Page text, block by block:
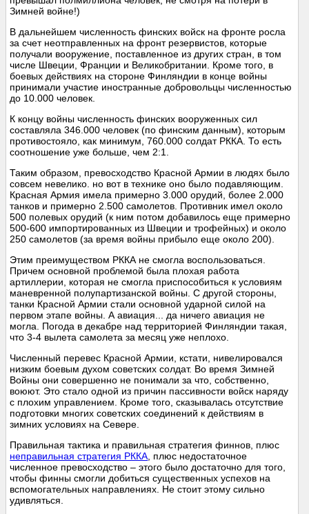
Зимней войне!)
В дальнейшем численность финских войск на фронте росла
за счет неотправленных на фронт резервистов, которые
получали вооружение, поставленное из других стран, в том
числе Швеции, Франции и Великобритании. Кроме того, в
боевых действиях на стороне Финляндии в конце войны
принимали участие иностранные добровольцы численностью
до 10.000 человек.
К концу войны численность финских вооруженных сил
составляла 346.000 человек (по финским данным), которым
противостояло, как минимум, 760.000 солдат РККА. То есть
соотношение уже больше, чем 2:1.
Таким образом, превосходство Красной Армии в людях было
совсем невелико. но вот в технике оно было подавляющим.
Красная Армия имела примерно 3.000 орудий, более 2.000
танков и примерно 2.500 самолетов. Противник имел около
500 полевых орудий (к ним потом добавилось еще примерно
500-600 импортированных из Швеции и трофейных) и около
250 самолетов (за время войны прибыло еще около 200).
Этим преимуществом РККА не смогла воспользоваться.
Причем основной проблемой была плохая работа
артиллерии, которая не смогла приспособиться к условиям
маневренной полупартизанской войны. С другой стороны,
танки Красной Армии стали основной ударной силой на
первом этапе войны. А авиация... да ничего авиация не
могла. Погода в декабре над территорией Финляндии такая,
что 3-4 вылета самолета за месяц уже неплохо.
Численный перевес Красной Армии, кстати, нивелировался
низким боевым духом советских солдат. Во время Зимней
Войны они совершенно не понимали за что, собственно,
воюют. Это стало одной из причин пассивности войск наряду
с плохим управлением. Кроме того, сказывалась отсутствие
подготовки многих советских соединений к действиям в
зимних условиях на Севере.
Правильная тактика и правильная стратегия финнов, плюс
неправильная стратегия РККА , плюс недостаточное
численное превосходство – этого было достаточно для того,
чтобы финны смогли добиться существенных успехов на
вспомогательных направлениях. Не стоит этому сильно
удивляться.